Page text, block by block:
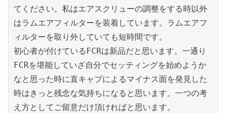
てください。私はエアスクリューの調整をする時以外
はラムエアフィルターを装着しています。ラムエアフ
ィルターを取り外していても短時間です。
初心者が付けているFCRは新品だと思います。一通り
FCRを堪能していざ自分でセッティングを始めようか
なと思った時に直キャブによるマイナス面を発見した
時はきっと残念な気持ちになると思います。一つの考
え方としてご留意だけ頂ければと思います。